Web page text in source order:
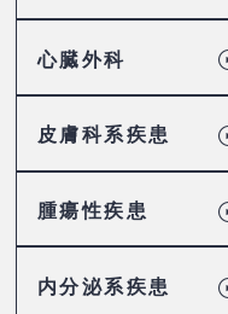
心臓外科
皮膚科系疾患
腫瘍性疾患
内分泌系疾患